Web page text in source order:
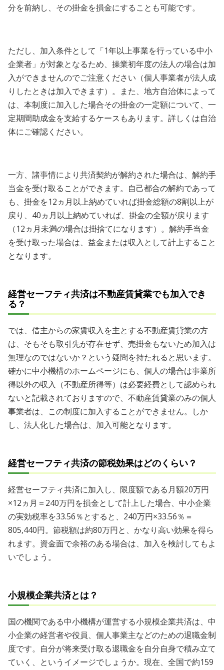
分を前納し、その掛金を損金にすることも可能です。
ただし、加入条件として「1年以上事業を行っている中小
企業者」が対象となるため、操業初年度の法人の場合は加
入ができませんのでご注意ください（個人事業者が法人成
りしたときは加入できます）。また、地方自治体によって
は、本制度に加入した場合その掛金の一定額について、一
定期間助成金を支給するケースもあります。詳しくは自治
体にご確認ください。
一方、諸事情により共済契約が解約された場合は、解約手
当金を受け取ることができます。自己都合の解約であって
も、掛金を12ヵ月以上納めていれば掛金総額の8割以上が
戻り、40ヵ月以上納めていれば、掛金の全額が戻ります
（12ヵ月未満の場合は掛捨てになります）。解約手当金
を受け取った場合は、益金または収入として計上すること
となります。
経営セーフティ共済は不動産賃貸業でも加入でき
る？
では、借主からの家賃収入を主とする不動産賃貸業の方
は、そもそも取引先が存在せず、売掛金もないため加入は
無理なのではないか？という疑問を持たれると思います。
確かに中小機構のホームページにも、個人の場合は事業所
得以外の収入（不動産所得等）は必要経費として認められ
ないと記載されておりますので、不動産賃貸業のみの個人
事業者は、この制度に加入することができません。しか
し、法人化した場合は、加入可能となります。
経営セーフティ共済の節税効果はどのくらい？
経営セーフティ共済に加入し、限度額である月額20万円
×12ヵ月＝240万円を損金として計上した場合、中小企業
の実効税率を33.56％とすると、240万円×33.56％＝
805,440円。節税額は約80万円と、かなり高い効果を得ら
れます。資金面で余裕のある場合は、加入を検討してもよ
いでしょう。
小規模企業共済とは？
国の機関である中小機構が運営する小規模企業共済は、中
小企業の経営者や役員、個人事業主などのための退職金制
度です。自分が将来受け取る退職金を自分自身で積み立て
ていく、というイメージでしょうか。現在、全国で約159